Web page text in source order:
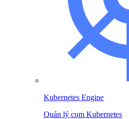
Kubernetes Engine
Quản lý cụm Kubernetes